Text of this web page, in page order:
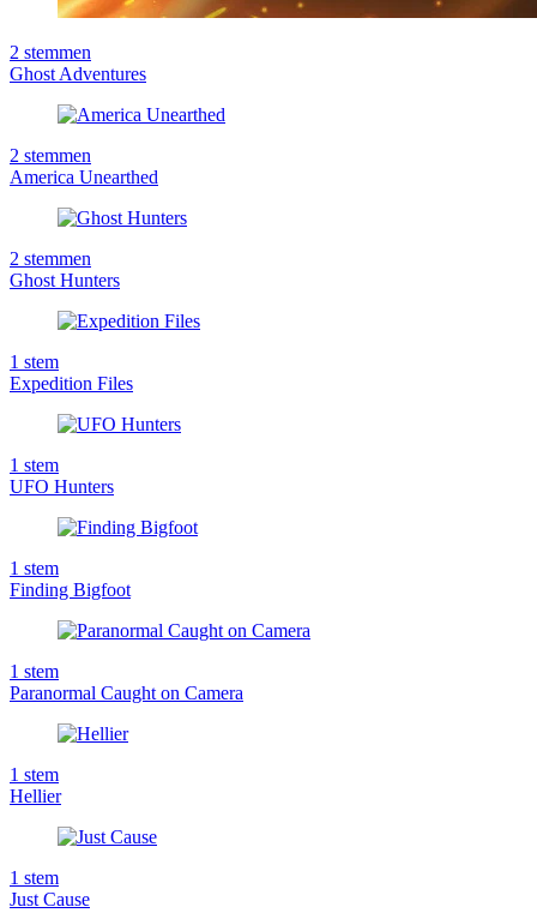
2 stemmen
Ghost Adventures
2 stemmen
America Unearthed
2 stemmen
Ghost Hunters
1 stem
Expedition Files
1 stem
UFO Hunters
1 stem
Finding Bigfoot
1 stem
Paranormal Caught on Camera
1 stem
Hellier
1 stem
Just Cause